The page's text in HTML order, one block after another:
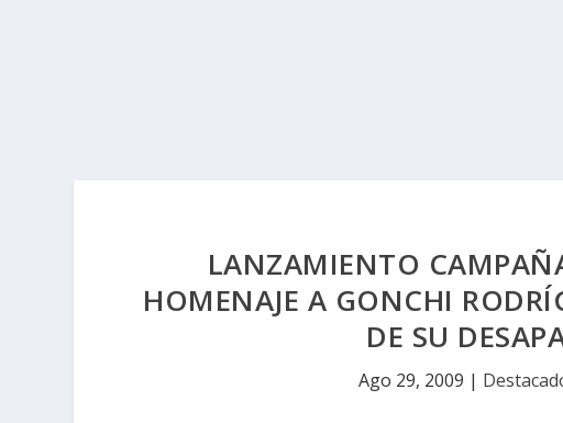
LANZAMIENTO
HOMENAJE A GONCHI
DE SU
Ago 29, 2009 |